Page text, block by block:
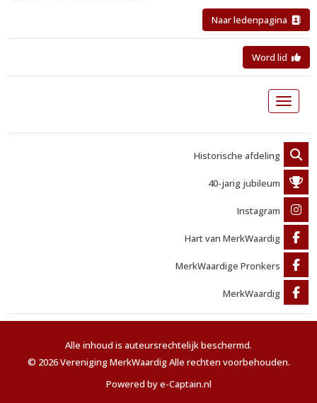
Naar ledenpagina
Word lid
Toggle
Historische afdeling
40-jarig jubileum
Instagram
Hart van MerkWaardig
MerkWaardige Pronkers
MerkWaardig
Alle inhoud is auteursrechtelijk beschermd.
© 2026 Vereniging MerkWaardig Alle rechten voorbehouden.
Powered by e-Captain.nl